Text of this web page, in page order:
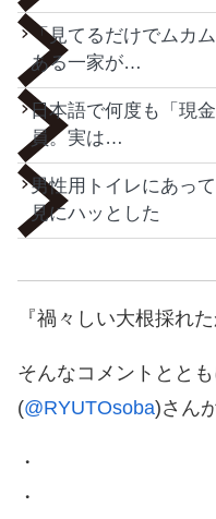
「見てるだけでムカ
ある一家が…
日本語で何度も「現
員。実は…
男性用トイレにあっ
見にハッとした
『禍々しい大根採れた
そんなコメントととも
(@RYUTOsoba)さん
・
・